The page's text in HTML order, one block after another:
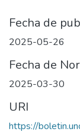
Fecha de
2025-05-26
Fecha de
2025-03-30
URI
https://